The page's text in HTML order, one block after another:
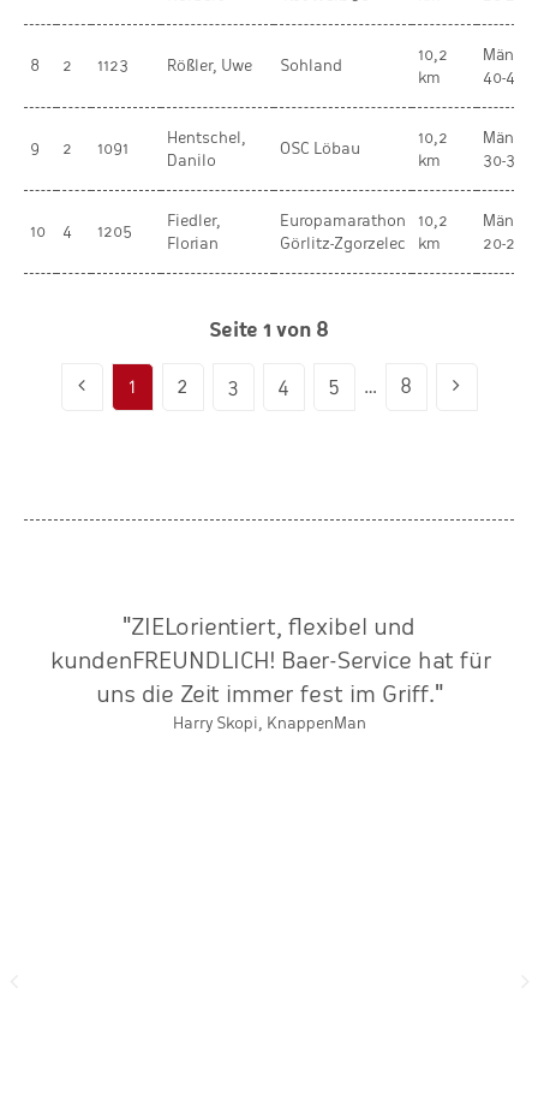
8 2 1123 Rößler, Uwe Sohland
10,2
km
Männer
40-44
9 2 1091
Hentschel,
Danilo
OSC Löbau
10,2
km
Männer
30-34
10 4 1205
Fiedler,
Florian
Europamarathon
Görlitz-Zgorzelec
10,2
km
Männer
20-29
Seite 1 von 8
1 2 3 4 5 … 8
"ZIELorientiert, flexibel und
kundenFREUNDLICH! Baer-Service hat für
uns die Zeit immer fest im Griff."
Harry Skopi, KnappenMan